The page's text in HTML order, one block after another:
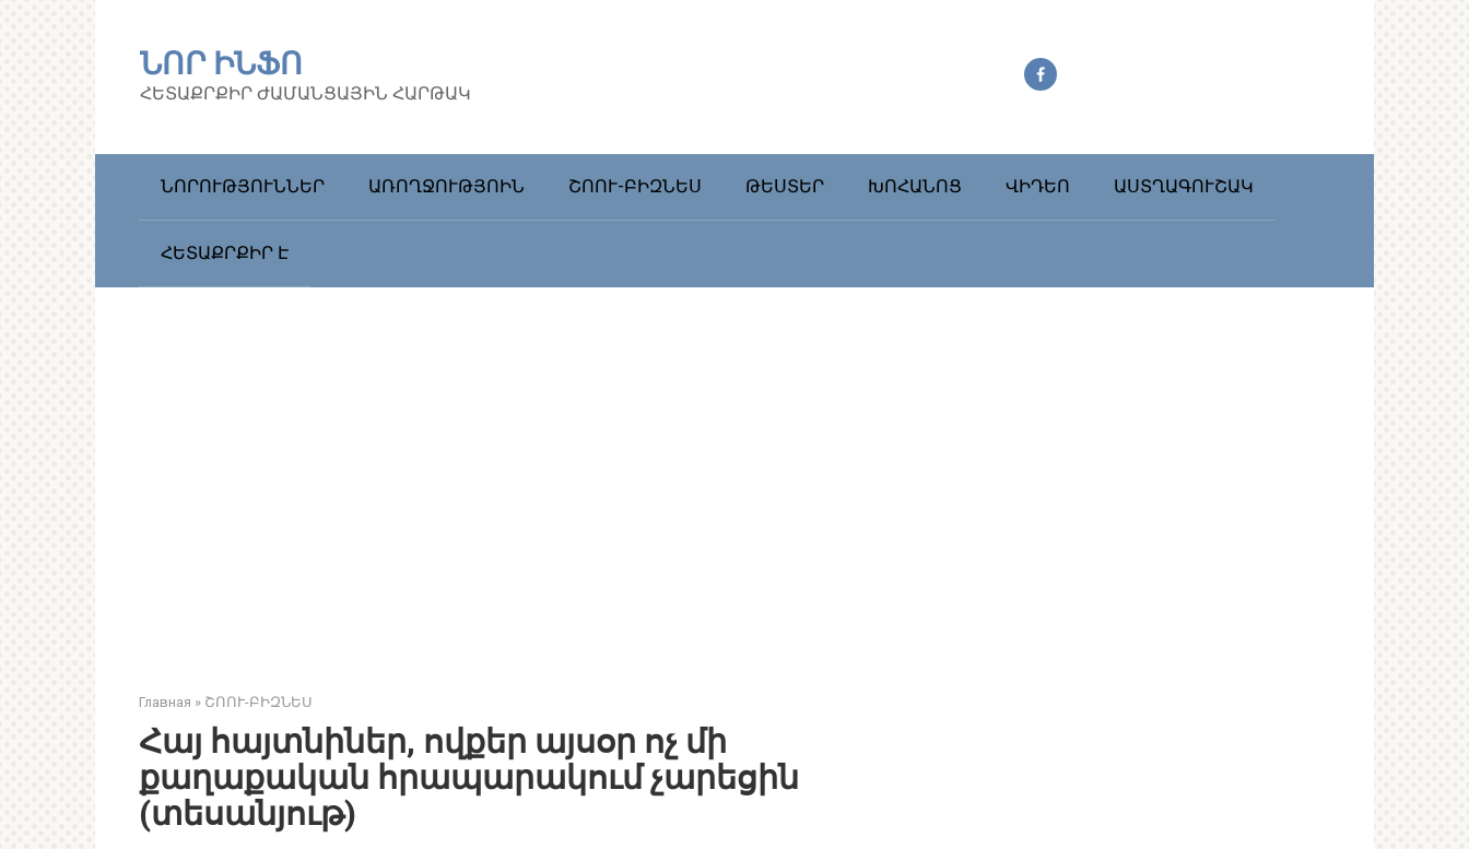
ՆՈՐ ԻՆՖՈ
ՀԵՏԱՔՐՔԻՐ ԺԱՄԱՆՑԱՅԻՆ ՀԱՐԹԱԿ
ՆՈՐՈՒԹՅՈՒՆՆԵՐ ԱՌՈՂՋՈՒԹՅՈԻՆ ՇՈՈՒ-ԲԻԶՆԵՍ ԹԵՍՏԵՐ ԽՈՀԱՆՈՑ ՎԻԴԵՈ ԱՍՏՂԱԳՈՒՇԱԿ
ՀԵՏԱՔՐՔԻՐ Է
Главная » ՇՈՈՒ-ԲԻԶՆԵՍ
Հայ հայտնիներ, ովքեր այսօր ոչ մի
քաղաքական հրապարակում չարեցին
(տեսանյութ)